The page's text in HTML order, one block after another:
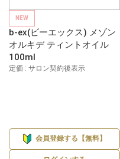
NEW
b-ex(ビーエックス) メゾン
オルキデ ティントオイル
100ml
定価 : サロン契約後表示
会員登録する【無料】